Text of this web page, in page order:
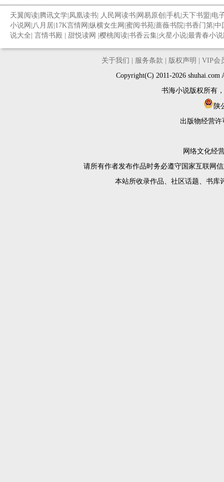
天翼阅读 腾讯文学 凤凰读书 人民网读书 网易原创 手机 天下书盟 电
小说网 八月居 17K言情网 纵横女生网 蜜阅书苑 蔷薇书院 书香门第 中
说大全 言情书殿 甜悦读网 樱桃阅读 书香云集 火星小说 最青春小
关于我们 服务条款 版权声明
VIP会
Copyright(C) 2011-2026
书海小说版权所有
陕
出版物经营许
网络文化经
请所有作者发布作品时务必遵守国家互联网
本站所收录作品、社区话题、书库